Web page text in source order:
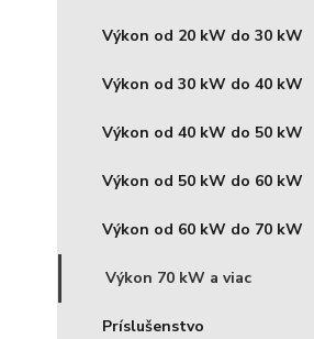
Výkon od 20 kW do 30 kW
Výkon od 30 kW do 40 kW
Výkon od 40 kW do 50 kW
Výkon od 50 kW do 60 kW
Výkon od 60 kW do 70 kW
Výkon 70 kW a viac
Príslušenstvo